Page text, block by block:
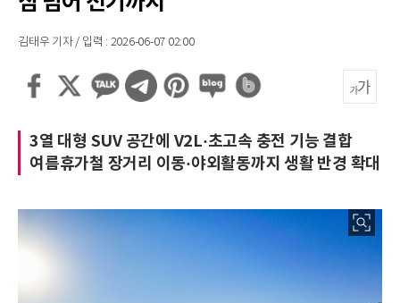
김태우 기자 / 입력 : 2026-06-07 02:00
3열 대형 SUV 공간에 V2L·초고속 충전 기능 결합
여름휴가철 장거리 이동·야외활동까지 생활 반경 확대